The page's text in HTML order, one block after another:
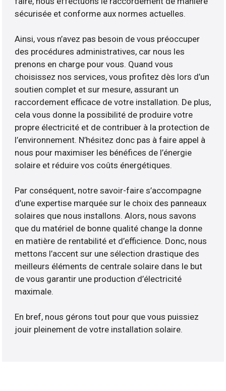
sécurisée et conforme aux normes actuelles.
Ainsi, vous n’avez pas besoin de vous préoccuper
des procédures administratives, car nous les
prenons en charge pour vous. Quand vous
choisissez nos services, vous profitez dès lors d’un
soutien complet et sur mesure, assurant un
raccordement efficace de votre installation. De plus,
cela vous donne la possibilité de produire votre
propre électricité et de contribuer à la protection de
l’environnement. N’hésitez donc pas à faire appel à
nous pour maximiser les bénéfices de l’énergie
solaire et réduire vos coûts énergétiques.
Par conséquent, notre savoir-faire s’accompagne
d’une expertise marquée sur le choix des panneaux
solaires que nous installons. Alors, nous savons
que du matériel de bonne qualité change la donne
en matière de rentabilité et d’efficience. Donc, nous
mettons l’accent sur une sélection drastique des
meilleurs éléments de centrale solaire dans le but
de vous garantir une production d’électricité
maximale.
En bref, nous gérons tout pour que vous puissiez
jouir pleinement de votre installation solaire.